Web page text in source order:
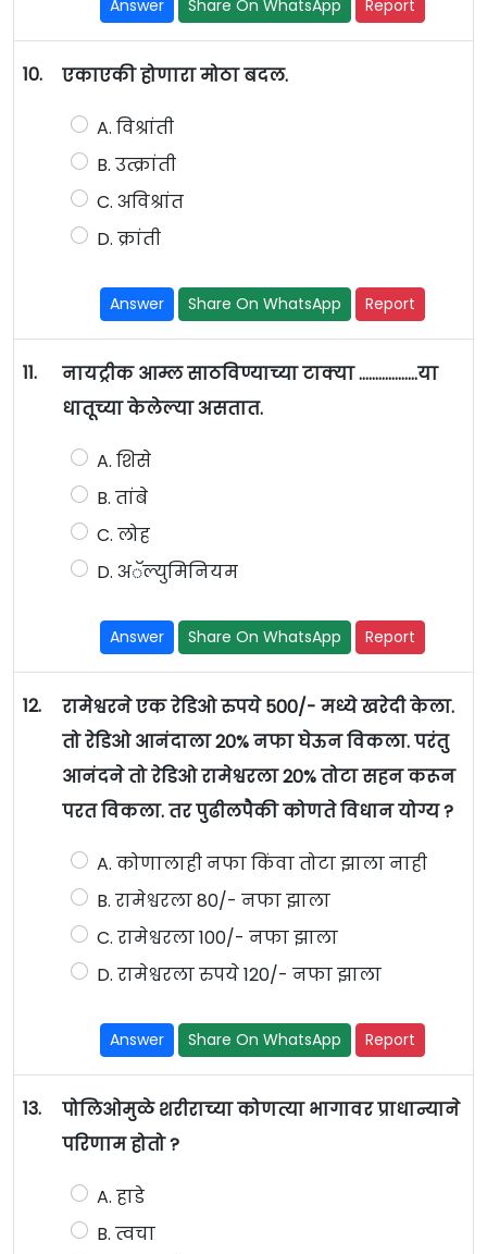
Answer Share On WhatsApp Report
10. एकाएकी होणारा मोठा बदल.
A. विश्रांती
B. उत्क्रांती
C. अविश्रांत
D. क्रांती
Answer Share On WhatsApp Report
11.
नायट्रीक आम्ल साठविण्याच्या टाक्या ………………या
धातूच्या केलेल्या असतात.
A. शिसे
B. तांबे
C. लोह
D. अॅल्युमिनियम
Answer Share On WhatsApp Report
12.
रामेश्वरने एक रेडिओ रुपये 500/- मध्ये खरेदी केला.
तो रेडिओ आनंदाला 20% नफा घेऊन विकला. परंतु
आनंदने तो रेडिओ रामेश्वरला 20% तोटा सहन करून
परत विकला. तर पुढीलपैकी कोणते विधान योग्य ?
A. कोणालाही नफा किंवा तोटा झाला नाही
B. रामेश्वरला 80/- नफा झाला
C. रामेश्वरला 100/- नफा झाला
D. रामेश्वरला रुपये 120/- नफा झाला
Answer Share On WhatsApp Report
13.
पोलिओमुळे शरीराच्या कोणत्या भागावर प्राधान्याने
परिणाम होतो ?
A. हाडे
B. त्वचा